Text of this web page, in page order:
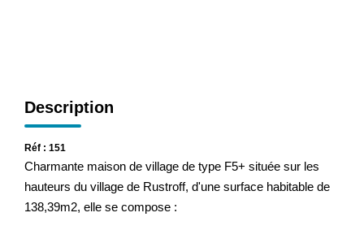
Description
Réf : 151
Charmante maison de village de type F5+ située sur les
hauteurs du village de Rustroff, d'une surface habitable de
138,39m2, elle se compose :